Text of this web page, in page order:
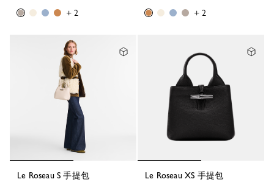
+ 2
+ 2
Le Roseau S 手提包
Le Roseau XS 手提包